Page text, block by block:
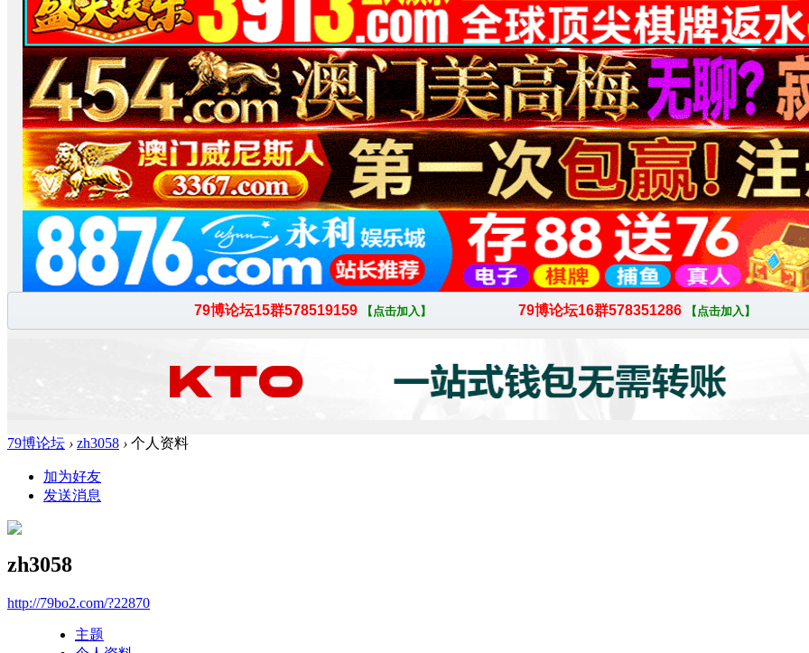
79博论坛 › zh3058 › 个人资料
加为好友
发送消息
zh3058
http://79bo2.com/?22870
主题